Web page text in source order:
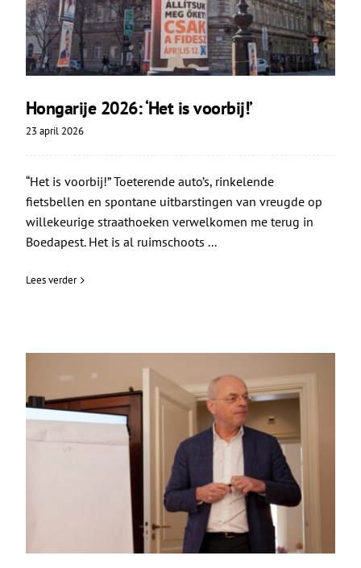
Hongarije 2026: ‘Het is voorbij!’
23 april 2026
“Het is voorbij!” Toeterende auto’s, rinkelende
fietsbellen en spontane uitbarstingen van vreugde op
willekeurige straathoeken verwelkomen me terug in
Boedapest. Het is al ruimschoots ...
Lees verder